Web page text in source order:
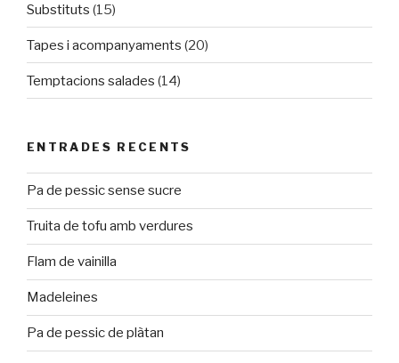
Substituts (15)
Tapes i acompanyaments (20)
Temptacions salades (14)
ENTRADES RECENTS
Pa de pessic sense sucre
Truita de tofu amb verdures
Flam de vainilla
Madeleines
Pa de pessic de plàtan